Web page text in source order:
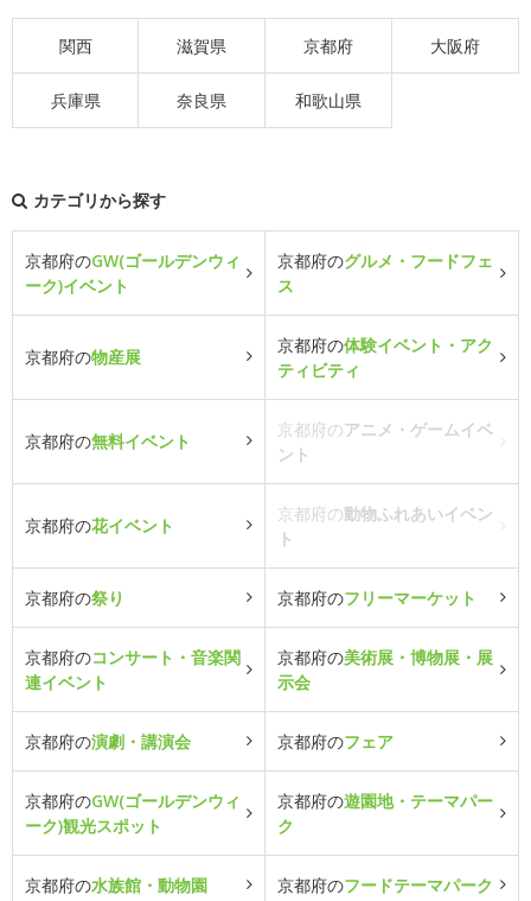
関西 滋賀県 京都府 大阪府
兵庫県 奈良県 和歌山県
カテゴリから探す
京都府のGW(ゴールデンウィ
ーク)イベント
京都府のグルメ・フードフェ
ス
京都府の物産展
京都府の体験イベント・アク
ティビティ
京都府の無料イベント
京都府のアニメ・ゲームイベ
ント
京都府の花イベント
京都府の動物ふれあいイベン
ト
京都府の祭り 京都府のフリーマーケット
京都府のコンサート・音楽関
連イベント
京都府の美術展・博物展・展
示会
京都府の演劇・講演会 京都府のフェア
京都府のGW(ゴールデンウィ
ーク)観光スポット
京都府の遊園地・テーマパー
ク
京都府の水族館・動物園 京都府のフードテーマパーク